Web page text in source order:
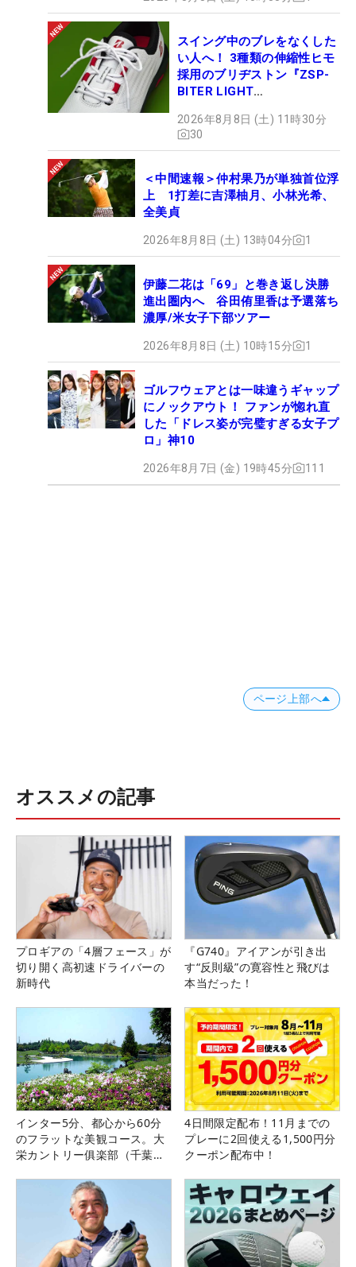
スイング中のブレをなくした
い人へ！ 3種類の伸縮性ヒモ
採用のブリヂストン『ZSP-
BITER LIGHT
ュー
2026年8月8日 (土) 11時30分
30
＜中間速報＞仲村果乃が単独首位浮
上 1打差に吉澤柚月、小林光希、
全美貞
2026年8月8日 (土) 13時04分 1
伊藤二花は「69」と巻き返し決勝
進出圏内へ 谷田侑里香は予選落ち
濃厚/米女子下部ツアー
2026年8月8日 (土) 10時15分 1
ゴルフウェアとは一味違うギャップ
にノックアウト！ ファンが惚れ直
した「ドレス姿が完璧すぎる女子プ
ロ」神10
2026年8月7日 (金) 19時45分 111
ページ上部へ
オススメの記事
プロギアの「4層フェース」が
切り開く高初速ドライバーの
新時代
『G740』アイアンが引き出
す“反則級”の寛容性と飛びは
本当だった！
インター5分、都心から60分
のフラットな美観コース。大
栄カントリー俱楽部（千葉
4日間限定配布！11月までの
プレーに2回使える1,500円分
クーポン配布中！